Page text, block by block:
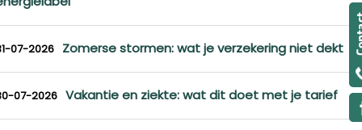
07-2026 Zomerse stormen: wat je verzekering niet dekt
07-2026 Vakantie en ziekte: wat dit doet met je tarief